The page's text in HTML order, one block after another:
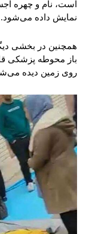
است، نام و چهره
نمایش داده می‌شود.
همچنین در بخشی
باز محوطه پزشکی
روی زمین دیده